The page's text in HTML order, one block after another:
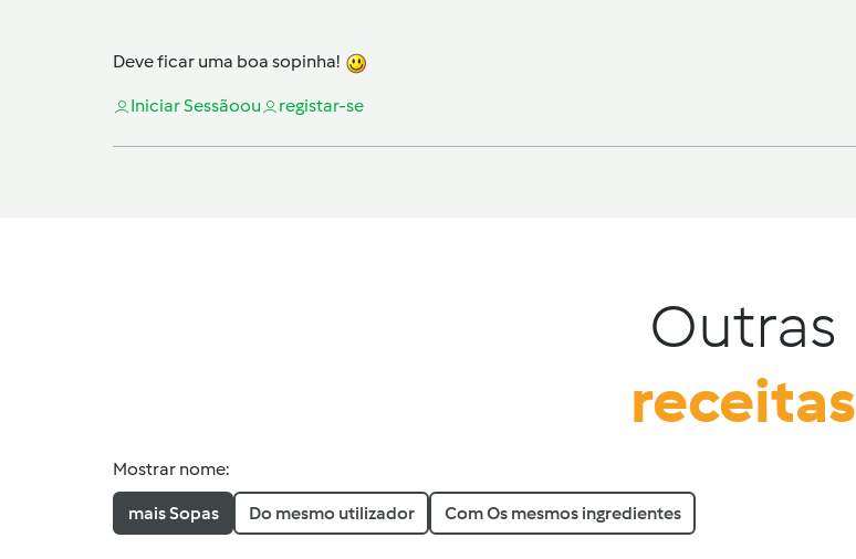
Deve ficar uma boa sopinha!
Iniciar Sessãoou registar-se
Outras
receitas
Mostrar nome:
mais Sopas Do mesmo utilizador Com Os mesmos ingredientes